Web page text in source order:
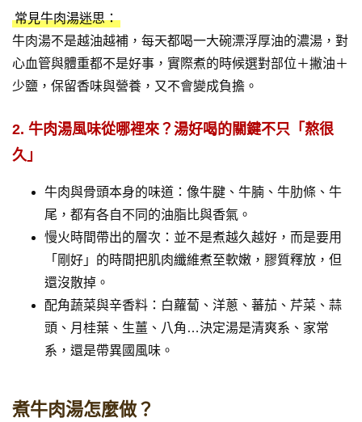
常見牛肉湯迷思：
牛肉湯不是越油越補，每天都喝一大碗漂浮厚油的濃湯，對
心血管與體重都不是好事，實際煮的時候選對部位＋撇油＋
少鹽，保留香味與營養，又不會變成負擔。
2. 牛肉湯風味從哪裡來？湯好喝的關鍵不只「熬很
久」
牛肉與骨頭本身的味道：像牛腱、牛腩、牛肋條、牛
尾，都有各自不同的油脂比與香氣。
慢火時間帶出的層次：並不是煮越久越好，而是要用
「剛好」的時間把肌肉纖維煮至軟嫩，膠質釋放，但
還沒散掉。
配角蔬菜與辛香料：白蘿蔔、洋蔥、蕃茄、芹菜、蒜
頭、月桂葉、生薑、八角…決定湯是清爽系、家常
系，還是帶異國風味。
煮牛肉湯怎麼做？